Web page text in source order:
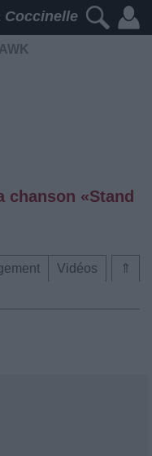
Coccinelle
chanson «Stand
⇑
Vidéos